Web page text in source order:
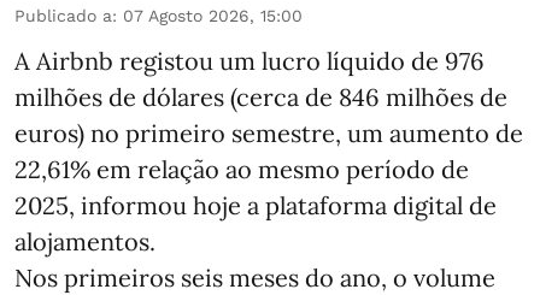
Publicado a: 07 Agosto 2026, 15:00
A Airbnb registou um lucro líquido de 976
milhões de dólares (cerca de 846 milhões de
euros) no primeiro semestre, um aumento de
22,61% em relação ao mesmo período de
2025, informou hoje a plataforma digital de
alojamentos.
Nos primeiros seis meses do ano, o volume